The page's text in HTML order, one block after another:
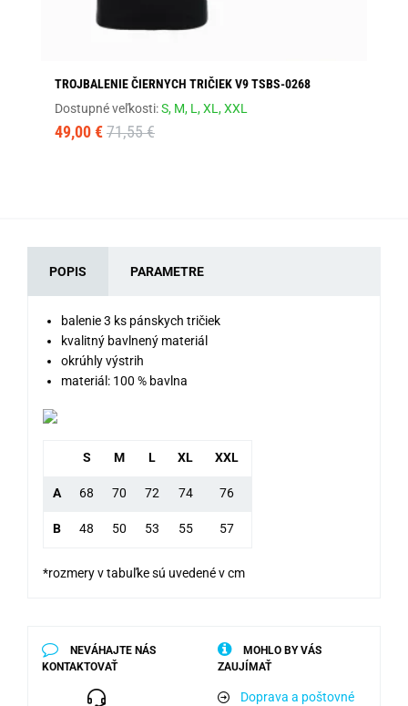
TROJBALENIE ČIERNYCH TRIČIEK V9 TSBS-0268
Dostupné veľkosti:S, M, L,XL,XXL
49,00 € 71,55 €
POPIS PARAMETRE
balenie 3 ks pánskych tričiek
kvalitný bavlnený materiál
okrúhly výstrih
materiál: 100 % bavlna
S M L XL XXL
A 68 70 72 74 76
B 48 50 53 55 57
*rozmery v tabuľke sú uvedené v cm
NEVÁHAJTE NÁS
KONTAKTOVAŤ
MOHLO BY VÁS
ZAUJÍMAŤ
Doprava a poštovné